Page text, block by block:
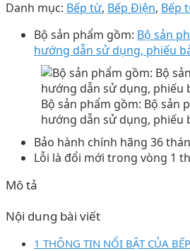
Danh mục: Bếp từ, Bếp Điện, Bếp
Bộ sản phẩm gồm: Bộ sản
hướng dẫn sử dụng, phiếu
Bộ sản phẩm gồm: Bộ sản
hướng dẫn sử dụng, phiếu
Bảo hành chính hãng 36
Lỗi là đổi mới trong vòng 1
Mô tả
Nội dung bài viết
1 THÔNG TIN NỔI BẬT CỦA